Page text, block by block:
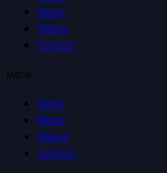
Music
Videos
Contact
Menu
About
Music
Videos
Contact